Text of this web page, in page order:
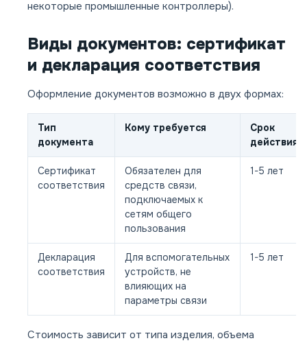
некоторые промышленные контроллеры).
Виды документов: сертификат
и декларация соответствия
Оформление документов возможно в двух формах:
Тип
документа
Кому требуется
Срок
действия
Сертификат
соответствия
Обязателен для
средств связи,
подключаемых к
сетям общего
пользования
1-5 лет
Декларация
соответствия
Для вспомогательных
устройств, не
влияющих на
параметры связи
1-5 лет
Стоимость зависит от типа изделия, объема